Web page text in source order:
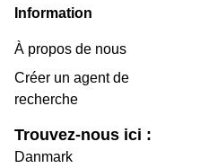
Information
À propos de nous
Créer un agent de
recherche
Trouvez-nous ici :
Danmark